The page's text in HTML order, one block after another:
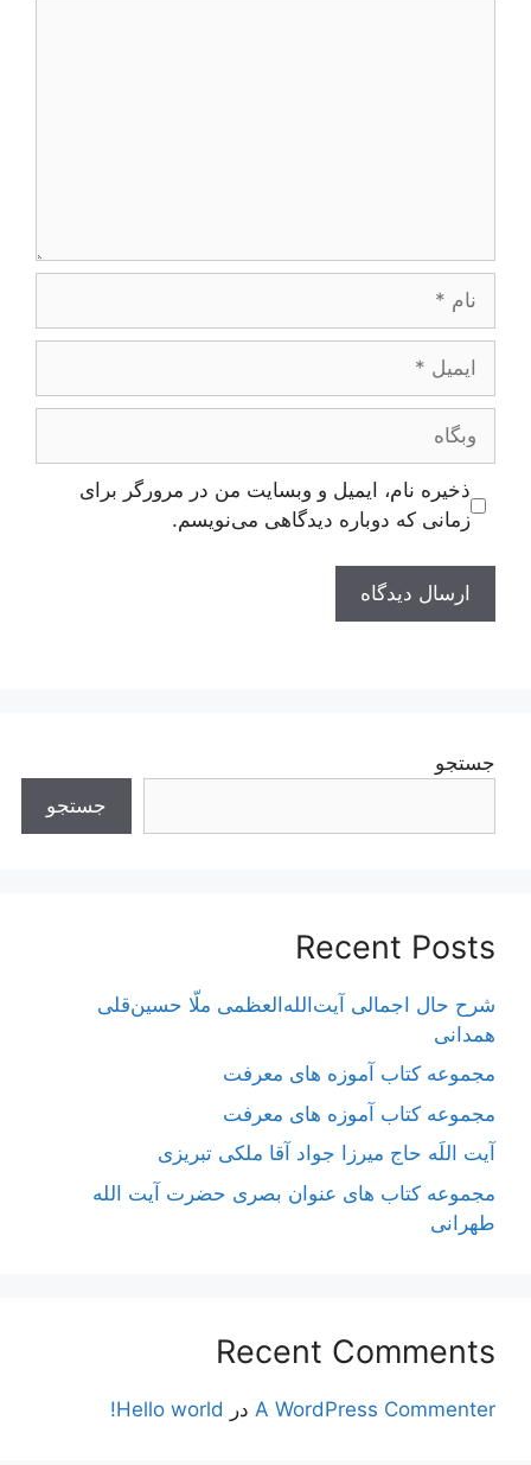
ایمیل
وبگاه
ذخیره نام، ایمیل و وبسایت من در مرورگر برای
زمانی که دوباره دیدگاهی می‌نویسم.
جستجو
جستجو
Recent Posts
شرح حال اجمالی آیت‌الله‌العظمی ملّا حسین‌قلی
همدانی
مجموعه کتاب آموزه های معرفت
مجموعه کتاب آموزه های معرفت
آیت اللَه حاج میرزا جواد آقا ملکی تبریزی
مجموعه کتاب های عنوان بصری حضرت آیت الله
طهرانی
Recent Comments
A WordPress Commenter در Hello world!